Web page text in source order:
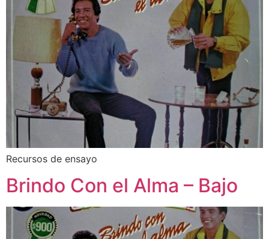
Recursos de ensayo
Brindo Con el Alma – Bajo